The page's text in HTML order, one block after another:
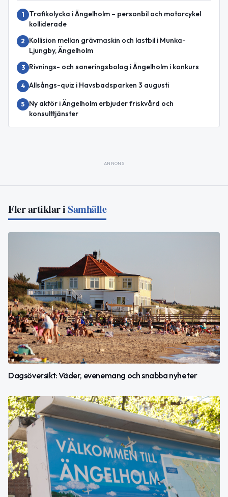
1
Trafikolycka i Ängelholm – personbil och motorcykel
kolliderade
2
Kollision mellan grävmaskin och lastbil i Munka-
Ljungby, Ängelholm
3 Rivnings- och saneringsbolag i Ängelholm i konkurs
4 Allsångs-quiz i Havsbadsparken 3 augusti
5
Ny aktör i Ängelholm erbjuder friskvård och
konsulttjänster
ANNONS
Fler artiklar iSamhälle
Dagsöversikt: Väder, evenemang och snabba nyheter